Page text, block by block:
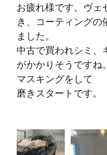
お疲れ様です。ヴェ
き、コーティングの
ました。
中古で買われシミ、
がかかりそうですね
マスキングをして
磨きスタートです。